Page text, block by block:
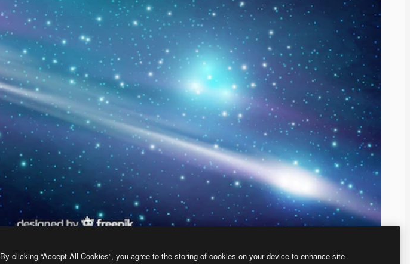
By clicking “Accept All Cookies”, you agree to the storing of cookies on your device to enhance site